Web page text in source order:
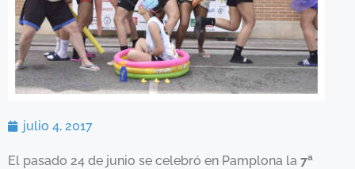
julio 4, 2017
El pasado 24 de junio se celebró en Pamplona la 7ª